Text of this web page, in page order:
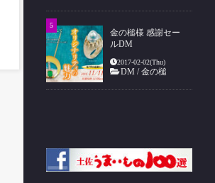
金の槌様 感謝セー
ルDM
2017-02-02(Thu)
DM /金の槌